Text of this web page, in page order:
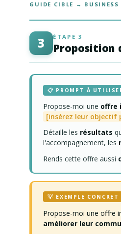
GUIDE CIBLE → BUSINESS
3 ÉTAPE 3
Proposition
📋 PROMPT À
Propose-moi une offre
[insérez leur objectif
Détaille les résultats
l'accompagnement, les
Rends cette offre aussi
💡 EXEMPLE CONCRET
Propose-moi une offre
améliorer leur